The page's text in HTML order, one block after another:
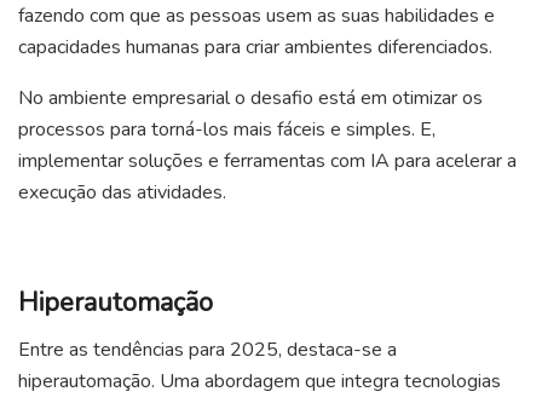
fazendo com que as pessoas usem as suas habilidades e
capacidades humanas para criar ambientes diferenciados.
No ambiente empresarial o desafio está em otimizar os
processos para torná-los mais fáceis e simples. E,
implementar soluções e ferramentas com IA para acelerar a
execução das atividades.
Hiperautomação
Entre as tendências para 2025, destaca-se a
hiperautomação. Uma abordagem que integra tecnologias